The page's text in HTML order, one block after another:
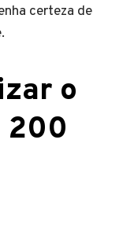
certeza de
o
200